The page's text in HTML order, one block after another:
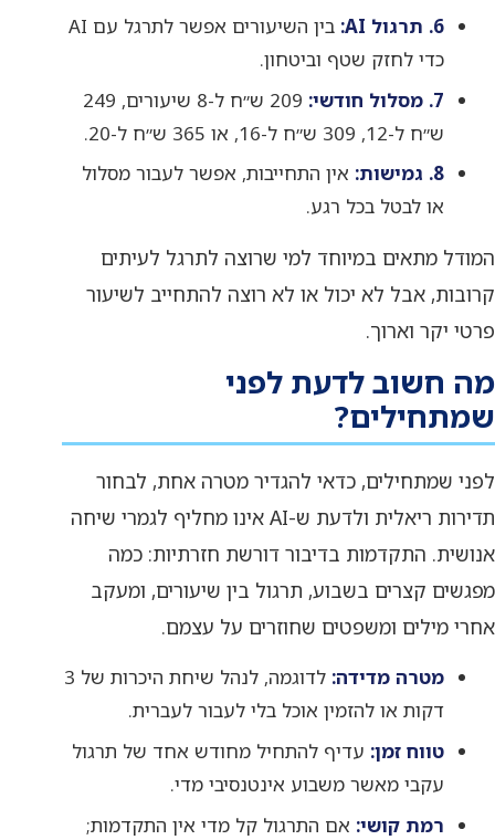
6. תרגול AI:
בין השיעורים אפשר לתרגל עם AI
כדי לחזק שטף וביטחון.
7. מסלול חודשי:
209 ש״ח ל-8 שיעורים, 249
ש״ח ל-12, 309 ש״ח ל-16, או 365 ש״ח ל-20.
8. גמישות:
אין התחייבות, אפשר לעבור מסלול
או לבטל בכל רגע.
המודל מתאים במיוחד למי שרוצה לתרגל לעיתים
קרובות, אבל לא יכול או לא רוצה להתחייב לשיעור
פרטי יקר וארוך.
מה חשוב לדעת לפני
שמתחילים?
לפני שמתחילים, כדאי להגדיר מטרה אחת, לבחור
תדירות ריאלית ולדעת ש-AI אינו מחליף לגמרי שיחה
אנושית. התקדמות בדיבור דורשת חזרתיות: כמה
מפגשים קצרים בשבוע, תרגול בין שיעורים, ומעקב
אחרי מילים ומשפטים שחוזרים על עצמם.
מטרה מדידה:
לדוגמה, לנהל שיחת היכרות של 3
דקות או להזמין אוכל בלי לעבור לעברית.
טווח זמן: עדיף להתחיל מחודש אחד של תרגול
עקבי מאשר משבוע אינטנסיבי מדי.
רמת קושי: אם התרגול קל מדי אין התקדמות;